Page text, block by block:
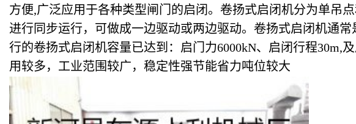
方便,广泛应用于各种类型闸门的启闭。卷扬式启闭机分为单吊
进行同步运行，可做成一边驱动或两边驱动。卷扬式启闭机通
行的卷扬式启闭机容量已达到：启门力6000kN、启闭行程30m,
用较多，工业范围较广，稳定性强节能省力吨位较大